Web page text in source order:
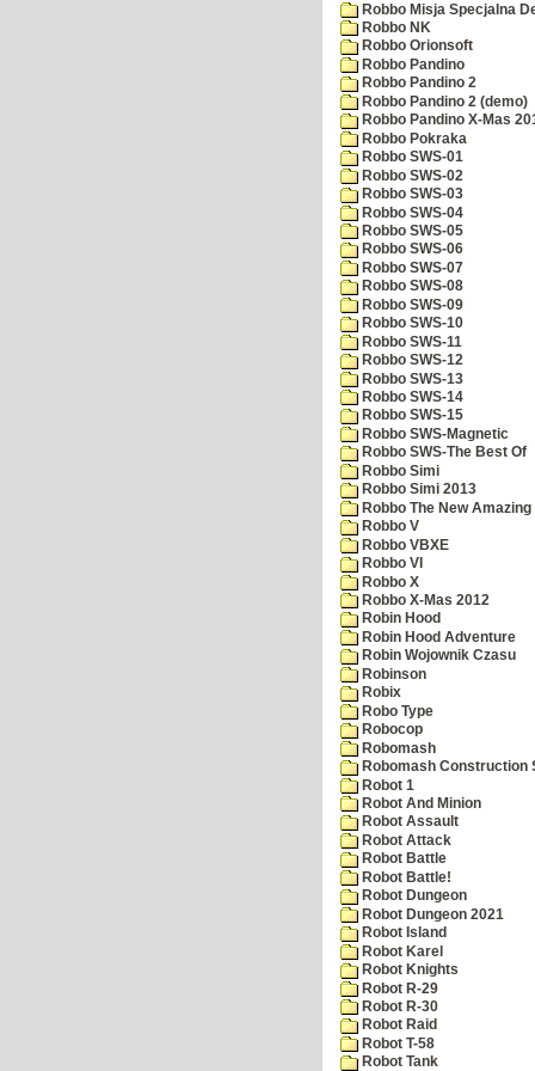
Robbo Misja Specjalna
Robbo NK
Robbo Orionsoft
Robbo Pandino
Robbo Pandino 2
Robbo Pandino 2 (demo)
Robbo Pandino X-Mas
Robbo Pokraka
Robbo SWS-01
Robbo SWS-02
Robbo SWS-03
Robbo SWS-04
Robbo SWS-05
Robbo SWS-06
Robbo SWS-07
Robbo SWS-08
Robbo SWS-09
Robbo SWS-10
Robbo SWS-11
Robbo SWS-12
Robbo SWS-13
Robbo SWS-14
Robbo SWS-15
Robbo SWS-Magnetic
Robbo SWS-The Best Of
Robbo Simi
Robbo Simi 2013
Robbo The New
Robbo V
Robbo VBXE
Robbo VI
Robbo X
Robbo X-Mas 2012
Robin Hood
Robin Hood Adventure
Robin Wojownik Czasu
Robinson
Robix
Robo Type
Robocop
Robomash
Robomash Construction
Robot 1
Robot And Minion
Robot Assault
Robot Attack
Robot Battle
Robot Battle!
Robot Dungeon
Robot Dungeon 2021
Robot Island
Robot Karel
Robot Knights
Robot R-29
Robot R-30
Robot Raid
Robot T-58
Robot Tank